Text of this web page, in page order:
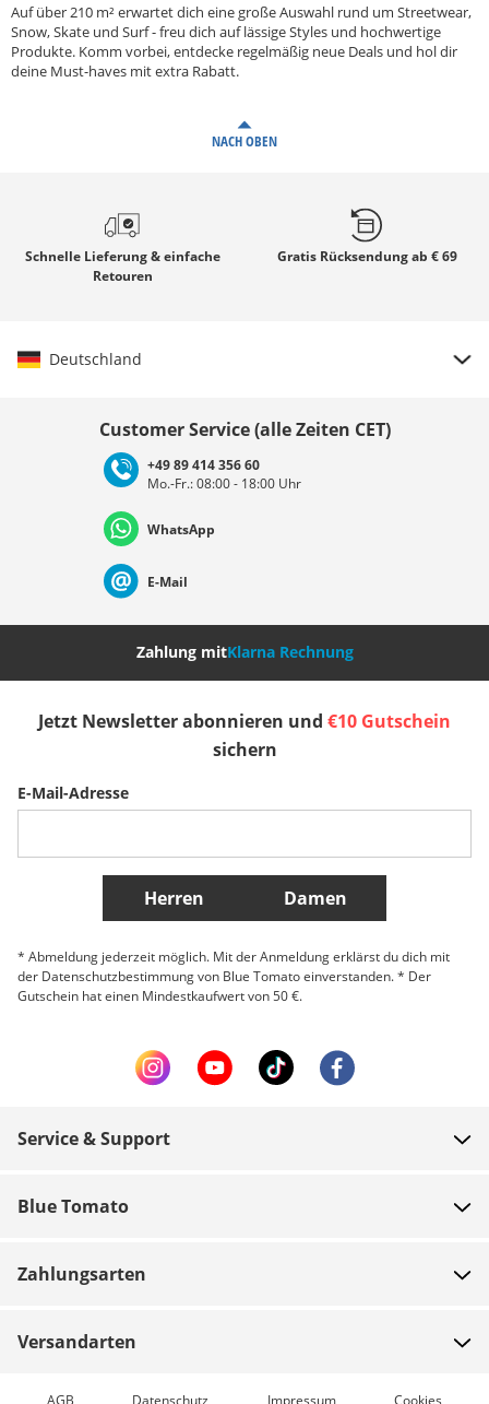
Auf über 210 m² erwartet dich eine große Auswahl rund um Streetwear,
Snow, Skate und Surf - freu dich auf lässige Styles und hochwertige
Produkte. Komm vorbei, entdecke regelmäßig neue Deals und hol dir
deine Must-haves mit extra Rabatt.
NACH OBEN
SchnelleLieferung & einfache
Retouren
GratisRücksendung ab € 69
Deutschland
Deutschland Österreich
Nederland Italia (Italiano) Italien (Deutsch)
Slovenija
Weitere Länder
Customer Service (alle Zeiten CET)
+49 89 414 356 60
Mo.-Fr.: 08:00 - 18:00 Uhr
WhatsApp
E-Mail
Zahlung mitKlarna Rechnung
Jetzt Newsletter abonnieren und €10 Gutschein
sichern
E-Mail-Adresse
Herren Damen
* Abmeldung jederzeit möglich. Mit der Anmeldung erklärst du dich mit
der Datenschutzbestimmung von Blue Tomato einverstanden. * Der
Gutschein hat einen Mindestkaufwert von 50 €.
Service & Support
Versand
Gutscheine
Blue Tomato
Zahlungsarten
Versandarten
Expressversand möglich
AGB Datenschutz Impressum Cookies